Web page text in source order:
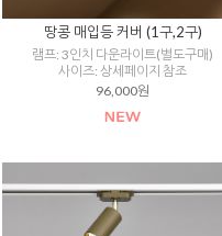
땅콩 매입등 커버 (1구,2구)
램프: 3인치 다운라이트(별도구매)
사이즈: 상세페이지 참조
96,000원